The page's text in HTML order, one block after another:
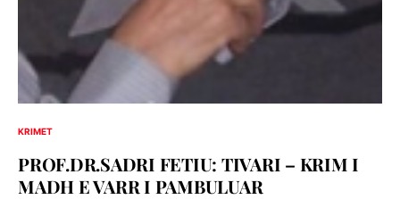
KRIMET
PROF.DR.SADRI FETIU: TIVARI – KRIM I
MADH E VARR I PAMBULUAR